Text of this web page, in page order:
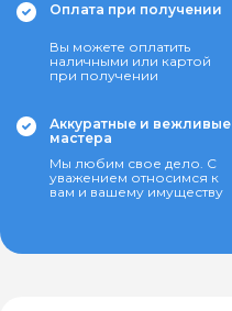
Оплата при получении
Вы можете оплатить
наличными или картой
при получении
Аккуратные и вежливые
мастера
Мы любим свое дело. С
уважением относимся к
вам и вашему имуществу